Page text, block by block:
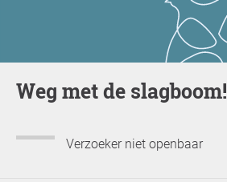
Weg met de slagboom!
Verzoeker niet openbaar